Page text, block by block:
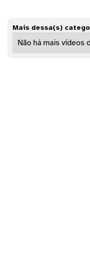
Mais dessa(s)
Não há mais vídeos